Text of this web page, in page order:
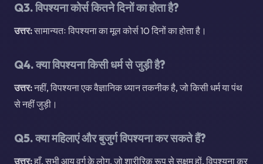
Q3. विपश्यना कोर्स कितने दिनों का होता है?
उत्तर:सामान्यतः विपश्यना का मूल कोर्स 10 दिनों का होता है।
Q4. क्या विपश्यना किसी धर्म से जुड़ी है?
उत्तर:नहीं, विपश्यना एक वैज्ञानिक ध्यान तकनीक है, जो किसी धर्म या पंथ
से नहीं जुड़ी।
Q5. क्या महिलाएं और बुजुर्ग विपश्यना कर सकते हैं?
उत्तर:हाँ, सभी आयु वर्ग के लोग, जो शारीरिक रूप से सक्षम हों, विपश्यना कर